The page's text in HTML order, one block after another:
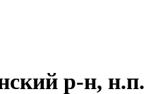
р-н, н.п.